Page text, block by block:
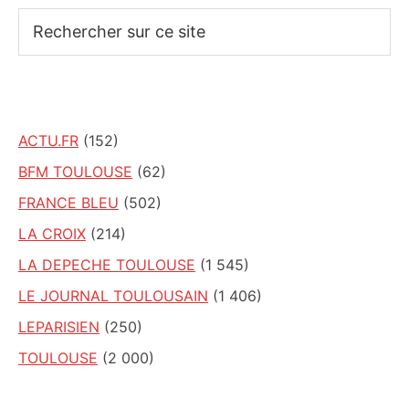
sur
ACTU.FR (152)
BFM TOULOUSE (62)
FRANCE BLEU (502)
LA CROIX (214)
LA DEPECHE TOULOUSE (1 545)
LE JOURNAL TOULOUSAIN (1 406)
LEPARISIEN (250)
TOULOUSE (2 000)